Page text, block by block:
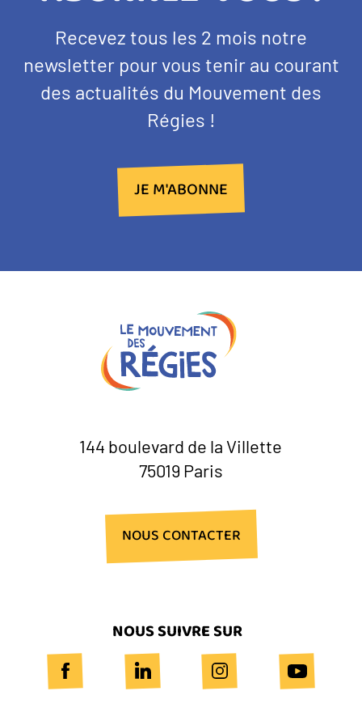
BANDEAU
NEWSLETTER
Texte
d'introduction
Recevez tous les 2 mois notre
newsletter pour vous tenir au courant
des actualités du Mouvement des
Régies !
JE M'ABONNE
NOUS CONTACTER
144 boulevard de la Villette
75019 Paris
NOUS SUIVRE SUR